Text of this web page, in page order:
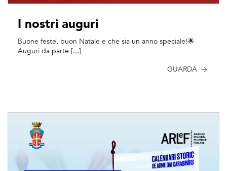
I nostri auguri
Buone feste, buon Natale e che sia un anno speciale!🌟
Auguri da parte [...]
GUARDA